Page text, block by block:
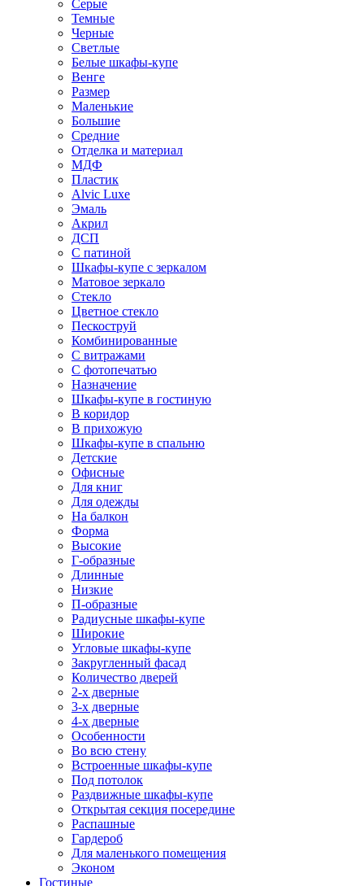
Серые
Темные
Черные
Светлые
Белые шкафы-купе
Венге
Размер
Маленькие
Большие
Средние
Отделка и материал
МДФ
Пластик
Alvic Luxe
Эмаль
Акрил
ДСП
С патиной
Шкафы-купе с зеркалом
Матовое зеркало
Стекло
Цветное стекло
Пескоструй
Комбинированные
С витражами
С фотопечатью
Назначение
Шкафы-купе в гостиную
В коридор
В прихожую
Шкафы-купе в спальню
Детские
Офисные
Для книг
Для одежды
На балкон
Форма
Высокие
Г-образные
Длинные
Низкие
П-образные
Радиусные шкафы-купе
Широкие
Угловые шкафы-купе
Закругленный фасад
Количество дверей
2-х дверные
3-х дверные
4-х дверные
Особенности
Во всю стену
Встроенные шкафы-купе
Под потолок
Раздвижные шкафы-купе
Открытая секция посередине
Распашные
Гардероб
Для маленького помещения
Эконом
Гостиные